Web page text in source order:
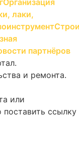
лаки,
партнёров
и ремонта.
или
ссылку